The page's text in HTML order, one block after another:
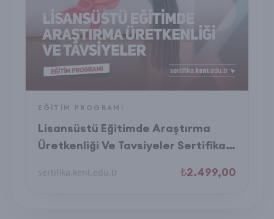
EĞITIM PROGRAMI
Lisansüstü Eğitimde Araştırma
Üretkenliği Ve Tavsiyeler Sertifika
sertifika.kent.edu.tr ₺2.499,00